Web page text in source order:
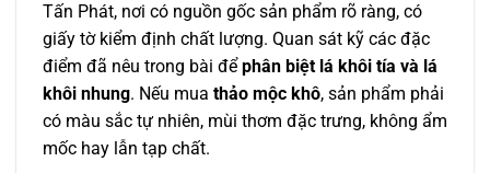
Tấn Phát, nơi có nguồn gốc sản phẩm rõ ràng, có
giấy tờ kiểm định chất lượng. Quan sát kỹ các đặc
điểm đã nêu trong bài để phân biệt lá khôi tía và lá
khôi nhung. Nếu mua thảo mộc khô, sản phẩm phải
có màu sắc tự nhiên, mùi thơm đặc trưng, không ẩm
mốc hay lẫn tạp chất.